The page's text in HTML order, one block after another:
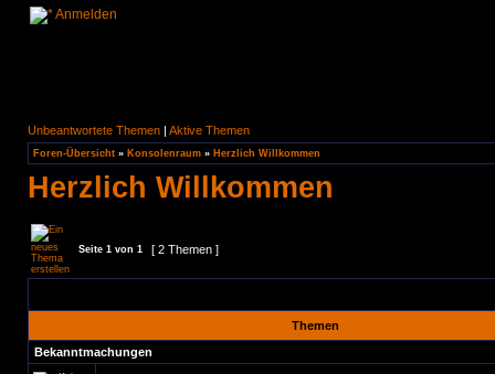
Anmelden
Unbeantwortete Themen | Aktive Themen
Foren-Übersicht » Konsolenraum » Herzlich Willkommen
Herzlich Willkommen
Seite 1 von 1 [ 2 Themen ]
Themen
Bekanntmachungen